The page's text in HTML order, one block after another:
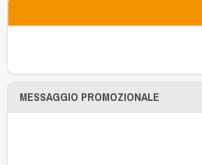
MESSAGGIO PROMOZIONALE